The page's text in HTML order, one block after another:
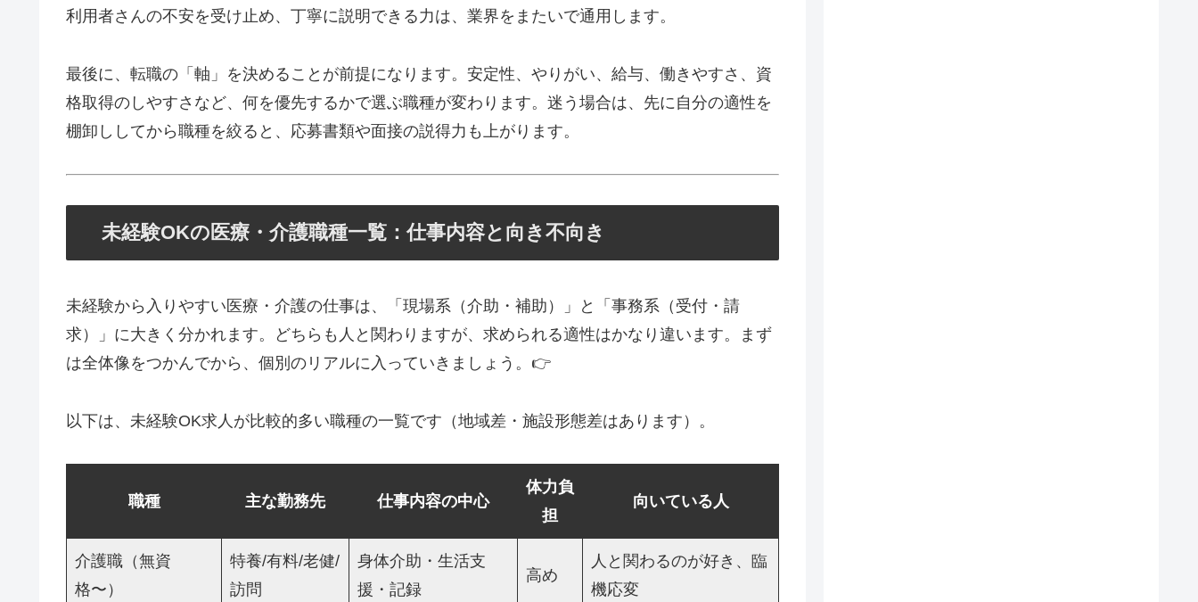
利用者さんの不安を受け止め、丁寧に説明できる力は、業界をまたいで通用します。
最後に、転職の「軸」を決めることが前提になります。安定性、やりがい、給与、働きやすさ、資
格取得のしやすさなど、何を優先するかで選ぶ職種が変わります。迷う場合は、先に自分の適性を
棚卸ししてから職種を絞ると、応募書類や面接の説得力も上がります。
未経験OKの医療・介護職種一覧：仕事内容と向き不向き
未経験から入りやすい医療・介護の仕事は、「現場系（介助・補助）」と「事務系（受付・請
求）」に大きく分かれます。どちらも人と関わりますが、求められる適性はかなり違います。まず
は全体像をつかんでから、個別のリアルに入っていきましょう。👉
以下は、未経験OK求人が比較的多い職種の一覧です（地域差・施設形態差はあります）。
職種 主な勤務先 仕事内容の中心
体力負
担
向いている人
介護職（無資
格〜）
特養/有料/老健/
訪問
身体介助・生活支
援・記録
高め
人と関わるのが好き、臨
機応変